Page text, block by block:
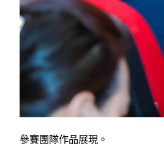
參賽團隊作品展現。